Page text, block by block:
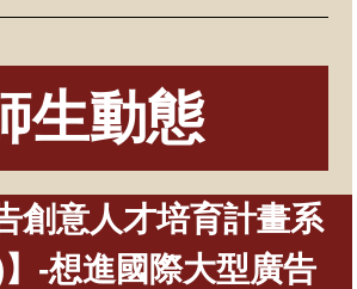
生動態
創意人才培育計畫系
】 -想進國際大型廣告